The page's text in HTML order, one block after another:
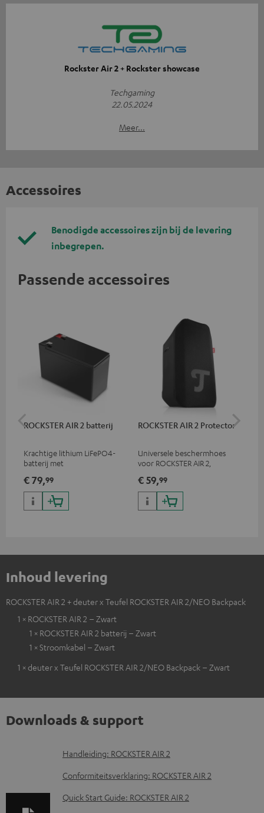
Rockster Air 2 + Rockster showcase
Techgaming
22.05.2024
Meer...
Accessoires
Benodigde accessoires zijn bij de levering
inbegrepen.
Passende accessoires
ROCKSTER AIR 2 batterij
Krachtige lithium LiFePO4-
batterij met
voor de ROCKSTER AIR 2
€ 79,99
ROCKSTER AIR 2 Protector
Universele beschermhoes
voor ROCKSTER AIR 2,
ook mogelijk met Protector
€ 59,99
Inhoud levering
ROCKSTER AIR 2 + deuter x Teufel ROCKSTER AIR 2/NEO Backpack
1 × ROCKSTER AIR 2 – Zwart
1 × ROCKSTER AIR 2 batterij – Zwart
1 × Stroomkabel – Zwart
1 × deuter x Teufel ROCKSTER AIR 2/NEO Backpack – Zwart
Downloads & support
D
o
Handleiding: ROCKSTER AIR 2
Conformiteitsverklaring: ROCKSTER AIR 2
Quick Start Guide: ROCKSTER AIR 2